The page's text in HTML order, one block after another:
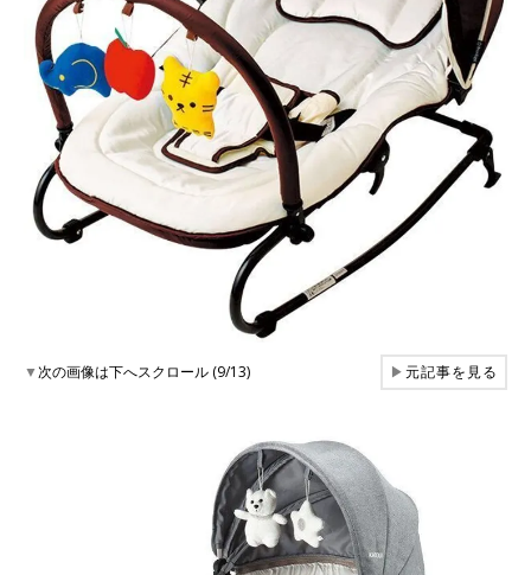
▼次の画像は下へスクロール (9/13) ▶元記事を見る